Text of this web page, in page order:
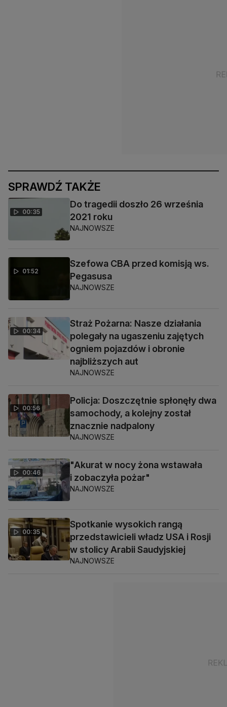
SPRAWDŹ TAKŻE
00:35
Do tragedii doszło 26 września
2021 roku
NAJNOWSZE
01:52
Szefowa CBA przed komisją ws.
Pegasusa
NAJNOWSZE
00:34
Straż Pożarna: Nasze działania
polegały na ugaszeniu zajętych
ogniem pojazdów i obronie
najbliższych aut
NAJNOWSZE
00:56
Policja: Doszczętnie spłonęły dwa
samochody, a kolejny został
znacznie nadpalony
NAJNOWSZE
00:46
"Akurat w nocy żona wstawała
i zobaczyła pożar"
NAJNOWSZE
00:35
Spotkanie wysokich rangą
przedstawicieli władz USA i Rosji
w stolicy Arabii Saudyjskiej
NAJNOWSZE